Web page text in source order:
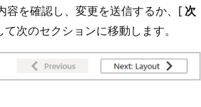
容を確認し、変更を送信するか、[ 次
次のセクションに移動します。